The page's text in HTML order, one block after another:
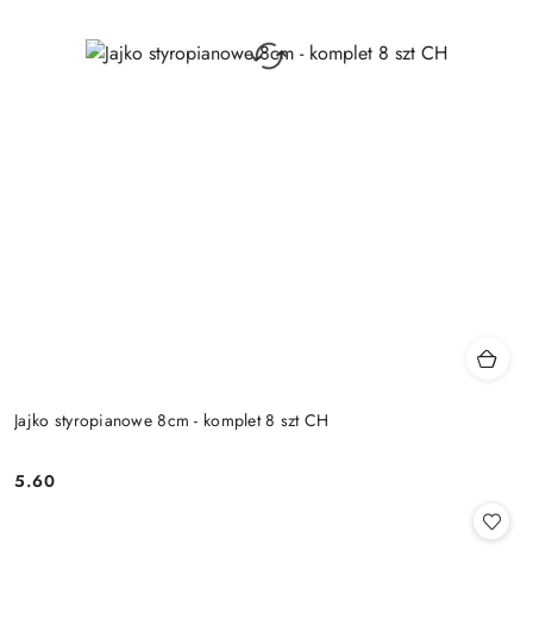
Jajko styropianowe 8cm - komplet 8 szt CH
Cena:
5.60